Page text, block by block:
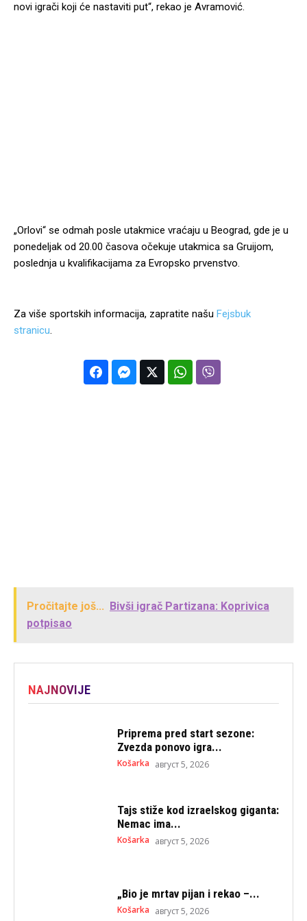
novi igrači koji će nastaviti put“, rekao je Avramović.
„Orlovi“ se odmah posle utakmice vraćaju u Beograd, gde je u
ponedeljak od 20.00 časova očekuje utakmica sa Gruijom,
poslednja u kvalifikacijama za Evropsko prvenstvo.
Za više sportskih informacija, zapratite našu Fejsbuk
stranicu.
Pročitajte još... Bivši igrač Partizana: Koprivica
potpisao
NAJNOVIJE
Priprema pred start sezone:
Zvezda ponovo igra...
Košarka август 5, 2026
Tajs stiže kod izraelskog giganta:
Nemac ima...
Košarka август 5, 2026
„Bio je mrtav pijan i rekao –...
Košarka август 5, 2026